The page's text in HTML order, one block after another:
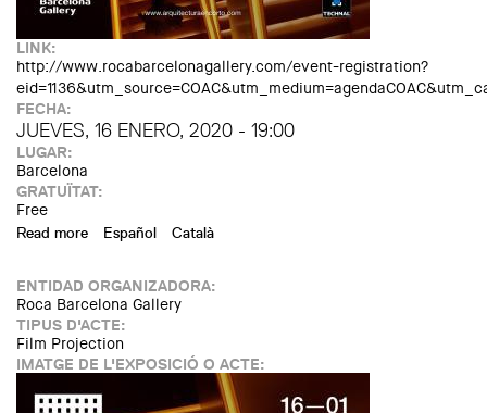
LINK:
http://www.rocabarcelonagallery.com/event-registration?
FECHA:
JUEVES, 16 ENERO, 2020 - 19:00
LUGAR:
Barcelona
GRATUÏTAT:
Free
Read more about Architecture short-film: Stairs. Up & down design.
Español Català
ENTIDAD ORGANIZADORA:
Roca Barcelona Gallery
TIPUS D'ACTE:
Film Projection
IMATGE DE L'EXPOSICIÓ O ACTE: